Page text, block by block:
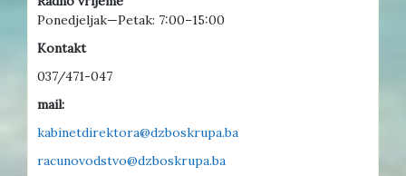
Ponedjeljak—Petak: 7:00–15:00
Kontakt
037/471-047
mail:
kabinetdirektora@dzboskrupa.ba
racunovodstvo@dzboskrupa.ba